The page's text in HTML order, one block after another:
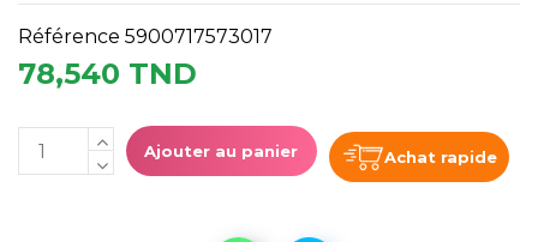
Référence 5900717573017
78,540 TND
Ajouter au panier Achat rapide